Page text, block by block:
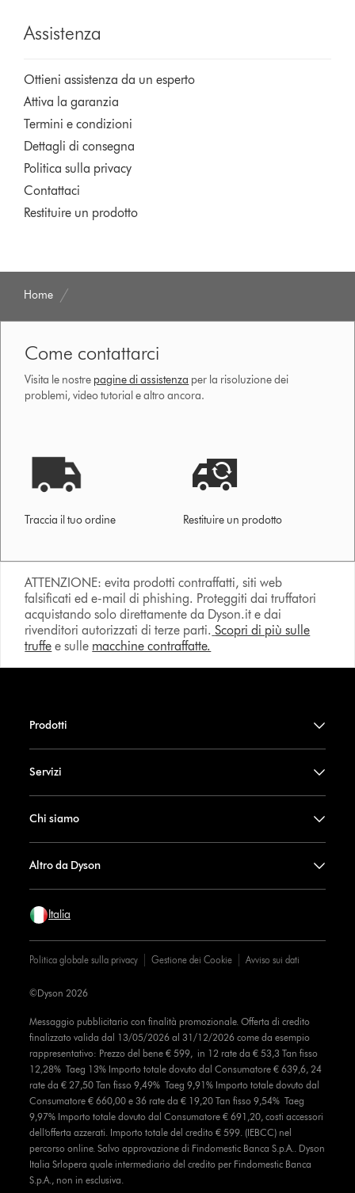
Assistenza
Ottieni assistenza da un esperto
Attiva la garanzia
Termini e condizioni
Dettagli di consegna
Politica sulla privacy
Contattaci
Restituire un prodotto
Home
Come contattarci
Visita le nostre pagine di assistenza per la risoluzione dei
problemi, video tutorial e altro ancora.
Traccia il tuo ordine Restituire un prodotto
ATTENZIONE: evita prodotti contraffatti, siti web
falsificati ed e-mail di phishing. Proteggiti dai truffatori
acquistando solo direttamente da Dyson.it e dai
rivenditori autorizzati di terze parti. Scopri di più sulle
truffe e sulle macchine contraffatte.
Prodotti
Servizi
Chi siamo
Altro da Dyson
Italia
Politica globale sulla privacy Gestione dei Cookie Avviso sui dati
Messaggio pubblicitario con finalità promozionale. Offerta di credito
finalizzato valida dal 13/05/2026 al 31/12/2026 come da esempio
rappresentativo: Prezzo del bene € 599, in 12 rate da € 53,3 Tan fisso
12,28% Taeg 13% Importo totale dovuto dal Consumatore € 639,6, 24
rate da € 27,50 Tan fisso 9,49% Taeg 9,91% Importo totale dovuto dal
Consumatore € 660,00 e 36 rate da € 19,20 Tan fisso 9,54% Taeg
9,97% Importo totale dovuto dal Consumatore € 691,20, costi accessori
dell’offerta azzerati. Importo totale del credito € 599. (IEBCC) nel
percorso online. Salvo approvazione di Findomestic Banca S.p.A.. Dyson
Italia Srlopera quale intermediario del credito per Findomestic Banca
S.p.A., non in esclusiva.
©Dyson 2026